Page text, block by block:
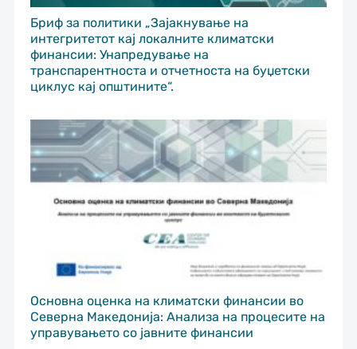
Бриф за политики „Зајакнување на
интегритетот кај локалните климатски
финансии: Унапредување на
транспарентноста и отчетноста на буџетски
циклус кај општините“.
Основна оценка на климатски финансии во
Северна Македонија: Анализа на процесите на
управувањето со јавните финансии